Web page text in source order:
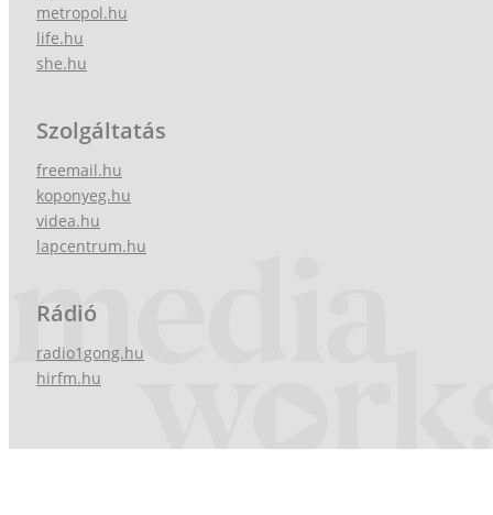
metropol.hu
life.hu
she.hu
Szolgáltatás
freemail.hu
koponyeg.hu
videa.hu
lapcentrum.hu
Rádió
radio1gong.hu
hirfm.hu